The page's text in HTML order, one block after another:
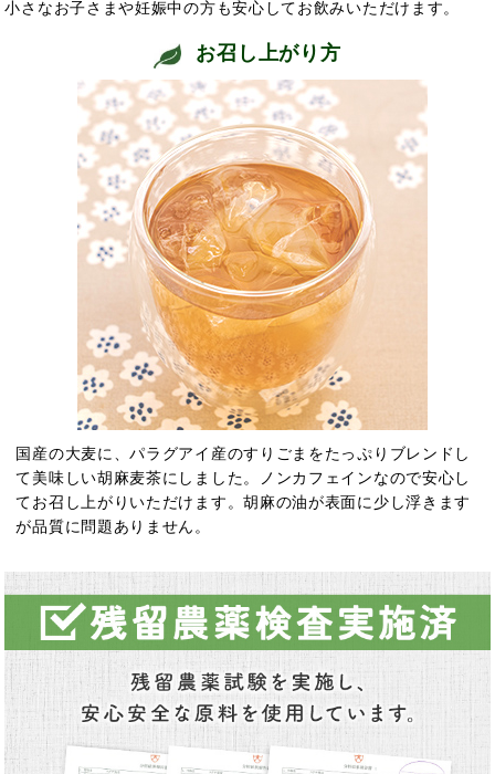
小さなお子さまや妊娠中の方も安心してお飲みいただけます。
お召し上がり方
国産の大麦に、パラグアイ産のすりごまをたっぷりブレンドし
て美味しい胡麻麦茶にしました。ノンカフェインなので安心し
てお召し上がりいただけます。胡麻の油が表面に少し浮きます
が品質に問題ありません。